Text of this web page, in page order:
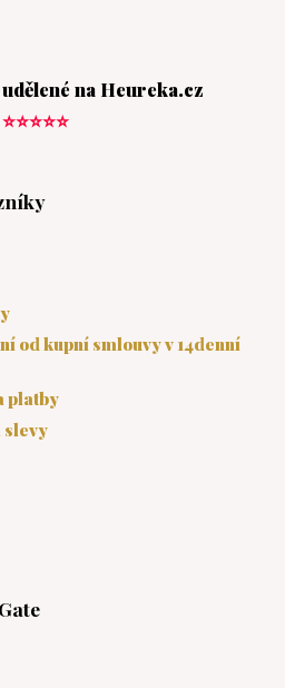
na Heureka.cz
⭐⭐⭐⭐⭐
od kupní smlouvy v 14denní
platby
slevy